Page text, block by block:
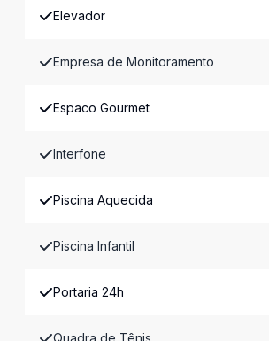
Elevador
Empresa de Monitoramento
Espaco Gourmet
Interfone
Piscina Aquecida
Piscina Infantil
Portaria 24h
Quadra de Tênis